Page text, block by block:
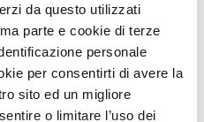
da questo utilizzati
parte e cookie di terze
personale
per consentirti di avere la
sito ed un migliore
o limitare l’uso dei